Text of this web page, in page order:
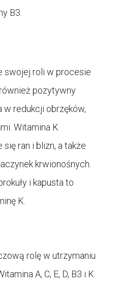
B3.
swojej roli w procesie
pozytywny
w redukcji obrzęków,
Witamina K
ran i blizn, a także
krwionośnych.
i kapusta to
K.
rolę w utrzymaniu
A, C, E, D, B3 i K